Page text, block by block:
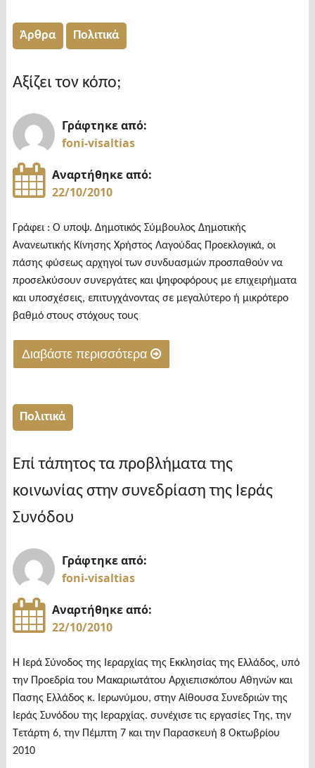
τη
στις
Σέρρες"
Άρθρα Πολιτικά
Αξίζει τον κόπο;
Γράφτηκε από:
foni-visaltias
Αναρτήθηκε από:
22/10/2010
Γράφει : Ο υποψ. Δημοτικός Σύμβουλος Δημοτικής
Ανανεωτικής Κίνησης Χρήστος Λαγούδας Προεκλογικά, οι
πάσης φύσεως αρχηγοί των συνδυασμών προσπαθούν να
προσελκύσουν συνεργάτες και ψηφοφόρους με επιχειρήματα
και υποσχέσεις, επιτυγχάνοντας σε μεγαλύτερο ή μικρότερο
βαθμό στους στόχους τους
Διαβάστε περισσότερα
κόπο;"
Πολιτικά
Επί τάπητος τα προβλήματα της
κοινωνίας στην συνεδρίαση της Ιεράς
Συνόδου
Γράφτηκε από:
foni-visaltias
Αναρτήθηκε από:
22/10/2010
Η Ιερά Σύνοδος της Ιεραρχίας της Εκκλησίας της Ελλάδος, υπό
την Προεδρία του Μακαριωτάτου Αρχιεπισκόπου Αθηνών και
Πασης Ελλάδος κ. Ιερωνύμου, στην Αίθουσα Συνεδριών της
Ιεράς Συνόδου της Ιεραρχίας. συνέχισε τις εργασίες Της, την
Τετάρτη 6, την Πέμπτη 7 και την Παρασκευή 8 Οκτωβρίου
2010